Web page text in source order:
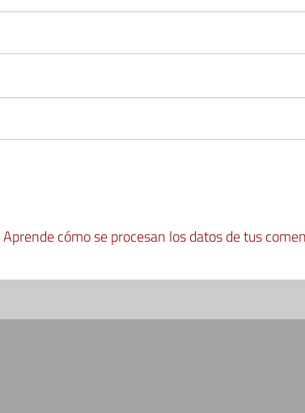
Aprende cómo se procesan los datos de tus